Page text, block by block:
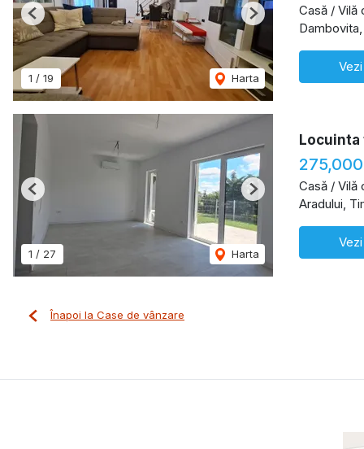
1 / 19 Harta
Previous Next
Casă / Vilă
1 / 27 Harta
Previous Next
Locuinta
Casă / Vilă
Aradului,
Înapoi la Case de vânzare